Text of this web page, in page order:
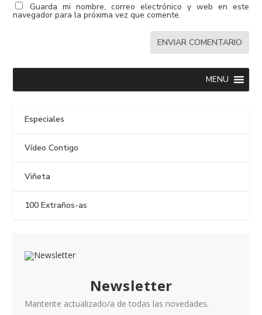
Guarda mi nombre, correo electrónico y web en este
navegador para la próxima vez que comente.
MENU
Especiales
Vídeo Contigo
Viñeta
100 Extraños-as
Newsletter
Mantente actualizado/a de todas las novedades.